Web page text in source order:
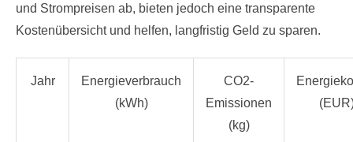
und Strompreisen ab, bieten jedoch eine transparente
Kostenübersicht und helfen, langfristig Geld zu sparen.
Jahr
Energieverbrauch
(kWh)
CO2-
Emissionen
(kg)